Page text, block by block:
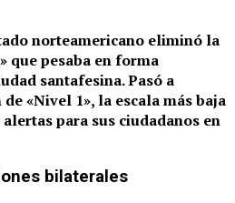
norteamericano eliminó la
que pesaba en forma
santafesina.Pasó a
«Nivel 1», la escala más baja
para sus ciudadanos en
bilaterales